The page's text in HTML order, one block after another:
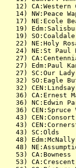
12)
14) NW:Peace
17) NE:Ecole
19)
19)
22) NE:Holy
24) NE:St
27)
27) Edm:Paul
27) SC:Our
32) SO:Eagle
32)
36)
36) NC:Edwin
36)
43)
43)
43) SC:Olds
48)
48)
53)
53)